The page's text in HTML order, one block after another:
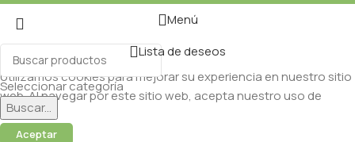
Seleccionar categoría
Buscar...
Menú
Lista de deseos
Utilizamos cookies para mejorar su experiencia en nuestro sitio
web. Al navegar por este sitio web, acepta nuestro uso de
cookies.
Aceptar